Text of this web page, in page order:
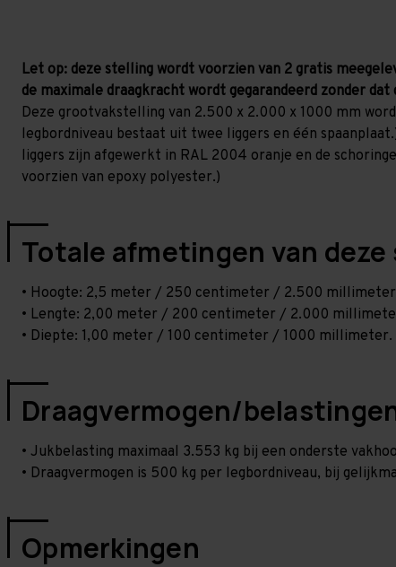
Let op: deze stelling wordt voorzien van 2 gratis
de maximale draagkracht wordt gegarandeerd zonder dat
Deze grootvakstelling van 2.500 x 2.000 x 1000 mm
legbordniveau bestaat uit twee liggers en één
liggers zijn afgewerkt in RAL 2004 oranje en de
voorzien van epoxy polyester.)
Totale afmetingen van
• Hoogte: 2,5 meter / 250 centimeter / 2.500
• Lengte: 2,00 meter / 200 centimeter / 2.000
• Diepte: 1,00 meter / 100 centimeter / 1000 millimeter.
Draagvermogen/
• Jukbelasting maximaal 3.553 kg bij een onderste
• Draagvermogen is 500 kg per legbordniveau, bij
Opmerkingen